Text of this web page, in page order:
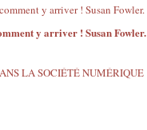
y arriver ! Susan Fowler.